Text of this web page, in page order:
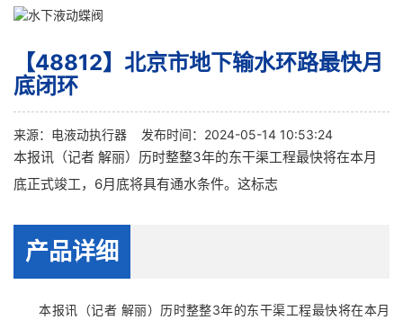
【48812】北京市地下输水环路最快月
底闭环
来源： 电液动执行器 发布时间：2024-05-14 10:53:24
本报讯（记者 解丽）历时整整3年的东干渠工程最快将在本月
底正式竣工，6月底将具有通水条件。这标志
产品详细
本报讯（记者 解丽）历时整整3年的东干渠工程最快将在本月